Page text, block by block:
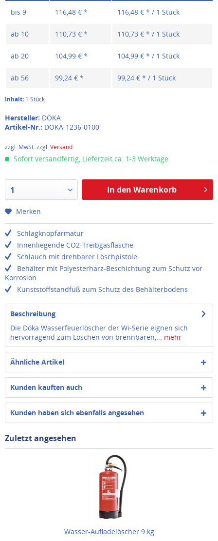
bis 9 116,48 € * 116,48 € * / 1 Stück
ab 10 110,73 € * 110,73 € * / 1 Stück
ab 20 104,99 € * 104,99 € * / 1 Stück
ab 56 99,24 € * 99,24 € * / 1 Stück
Inhalt: 1 Stück
Hersteller: DÖKA
Artikel-Nr.: DOKA-1236-0100
zzgl. MwSt. zzgl.Versand
Sofort versandfertig, Lieferzeit ca. 1-3 Werktage
1 In den Warenkorb
Merken
Schlagknopfarmatur
Innenliegende CO2-Treibgasflasche
Schlauch mit drehbarer Löschpistole
Behälter mit Polyesterharz-Beschichtung zum Schutz vor
Korrosion
Kunststoffstandfuß zum Schutz des Behälterbodens
Beschreibung
Die Döka Wasserfeuerlöscher der Wi-Serie eignen sich
hervorragend zum Löschen von brennbaren,... mehr
Ähnliche Artikel
Kunden kauften auch
Kunden haben sich ebenfalls angesehen
Zuletzt angesehen
Wasser-Aufladelöscher 9 kg